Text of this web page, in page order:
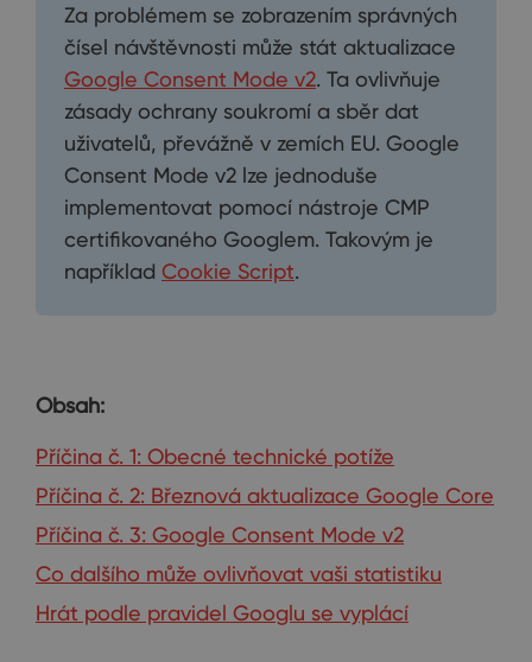
Za problémem se zobrazením správných
čísel návštěvnosti může stát aktualizace
Google Consent Mode v2. Ta ovlivňuje
zásady ochrany soukromí a sběr dat
uživatelů, převážně v zemích EU. Google
Consent Mode v2 lze jednoduše
implementovat pomocí nástroje CMP
certifikovaného Googlem. Takovým je
například Cookie Script.
Obsah:
Příčina č. 1: Obecné technické potíže
Příčina č. 2: Březnová aktualizace Google Core
Příčina č. 3: Google Consent Mode v2
Co dalšího může ovlivňovat vaši statistiku
Hrát podle pravidel Googlu se vyplácí